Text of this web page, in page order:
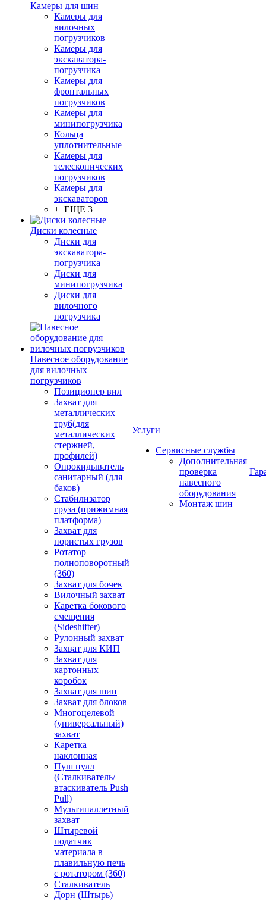
Камеры для шин
Камеры для
вилочных
погрузчиков
Камеры для
экскаватора-
погрузчика
Камеры для
фронтальных
погрузчиков
Камеры для
минипогрузчика
Кольца
уплотнительные
Камеры для
телескопических
погрузчиков
Камеры для
экскаваторов
+ ЕЩЕ 3
Диски колесные
Диски для
экскаватора-
погрузчика
Диски для
минипогрузчика
Диски для
вилочного
погрузчика
Навесное оборудование
для вилочных
погрузчиков
Позиционер вил
Захват для
металлических
труб(для
металлических
стержней,
профилей)
Опрокидыватель
санитарный (для
баков)
Стабилизатор
груза (прижимная
платформа)
Захват для
пористых грузов
Ротатор
полноповоротный
(360)
Захват для бочек
Вилочный захват
Каретка бокового
смещения
(Sideshifter)
Рулонный захват
Захват для КИП
Захват для
картонных
коробок
Захват для шин
Захват для блоков
Многоцелевой
(универсальный)
захват
Каретка
наклонная
Пуш пулл
(Сталкиватель/
втаскиватель Push
Pull)
Мультипаллетный
захват
Штыревой
податчик
материала в
плавильную печь
с ротатором (360)
Сталкиватель
Дорн (Штырь)
Услуги
Сервисные службы
Дополнительная
проверка
навесного
оборудования
Монтаж шин